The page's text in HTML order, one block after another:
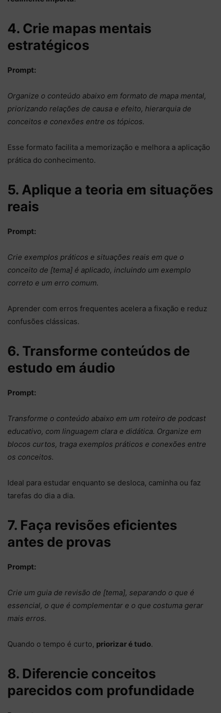
4. Crie mapas mentais
estratégicos
Prompt:
Organize o conteúdo abaixo em formato de mapa mental,
priorizando relações de causa e efeito, hierarquia de
conceitos e conexões entre os tópicos.
Esse formato facilita a memorização e melhora a aplicação
prática do conhecimento.
5. Aplique a teoria em situações
reais
Prompt:
Crie exemplos práticos e situações reais em que o
conceito de [tema] é aplicado, incluindo um exemplo
correto e um erro comum.
Aprender com erros frequentes acelera a fixação e reduz
confusões clássicas.
6. Transforme conteúdos de
estudo em áudio
Prompt:
Transforme o conteúdo abaixo em um roteiro de podcast
educativo, com linguagem clara e didática. Organize em
blocos curtos, traga exemplos práticos e conexões entre
os conceitos.
Ideal para estudar enquanto se desloca, caminha ou faz
tarefas do dia a dia.
7. Faça revisões eficientes
antes de provas
Prompt:
Crie um guia de revisão de [tema], separando o que é
essencial, o que é complementar e o que costuma gerar
mais erros.
Quando o tempo é curto, priorizar é tudo.
8. Diferencie conceitos
parecidos com profundidade